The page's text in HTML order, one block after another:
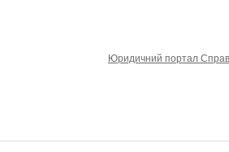
Юридичний портал